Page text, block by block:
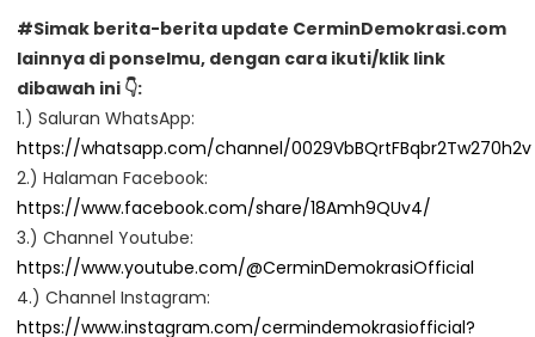
#Simak berita-berita update CerminDemokrasi.com
lainnya di ponselmu, dengan cara ikuti/klik link
dibawah ini 👇:
1.) Saluran WhatsApp:
https://whatsapp.com/channel/0029VbBQrtFBqbr2Tw270h2v
2.) Halaman Facebook:
https://www.facebook.com/share/18Amh9QUv4/
3.) Channel Youtube:
https://www.youtube.com/@CerminDemokrasiOfficial
4.) Channel Instagram:
https://www.instagram.com/cermindemokrasiofficial?